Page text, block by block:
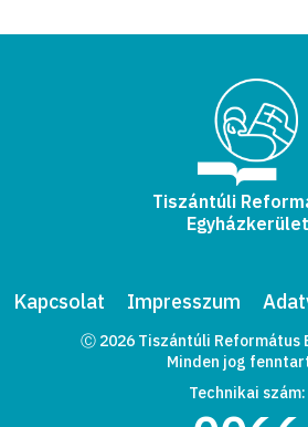
Tiszántúli
Egyházkerület
Kapcsolat Impresszum
Ⓒ 2026 Tiszántúli Református
Minden jog
Technikai szám: